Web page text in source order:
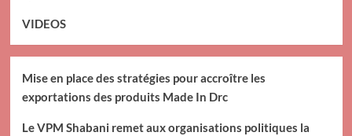
VIDEOS
Mise en place des stratégies pour accroître les
exportations des produits Made In Drc
Le VPM Shabani remet aux organisations politiques la